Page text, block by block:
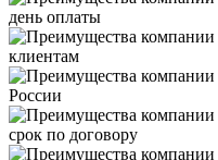
день оплаты
клиентам
России
срок по договору